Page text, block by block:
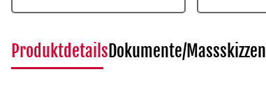
ProduktdetailsDokumente/Massskizzen